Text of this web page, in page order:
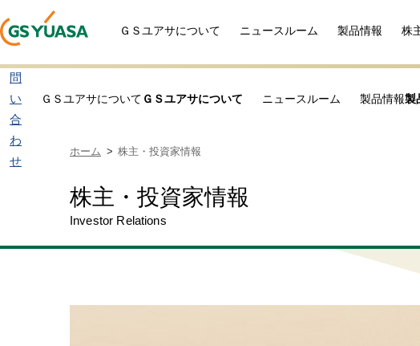
問
い
合
わ
せ
ＧＳユアサについて ＧＳユアサについて ニュースルーム 製品情報製
ＧＳユアサについて ニュースルーム 製品情報 株
ホーム 株主・投資家情報
Investor Relations
株主・投資家情報